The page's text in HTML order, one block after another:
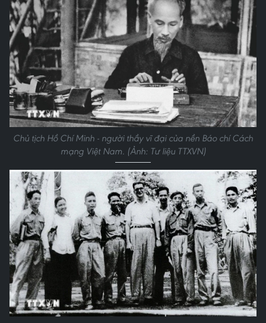
Chủ tịch Hồ Chí Minh - người thầy vĩ đại của nền Báo chí Cách
mạng Việt Nam. (Ảnh: Tư liệu TTXVN)